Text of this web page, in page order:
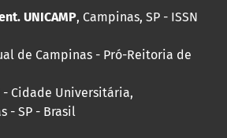
UNICAMP, Campinas, SP - ISSN
de Campinas - Pró-Reitoria de
- Cidade Universitária,
- SP - Brasil